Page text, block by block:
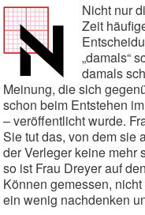
Nicht nur
Zeit
„damals“
damals
Meinung, die sich
schon beim Entstehen
– veröffentlicht wurde.
Sie tut das, von dem sie
der Verleger keine mehr
so ist Frau Dreyer auf
Können gemessen,
ein wenig nachdenken